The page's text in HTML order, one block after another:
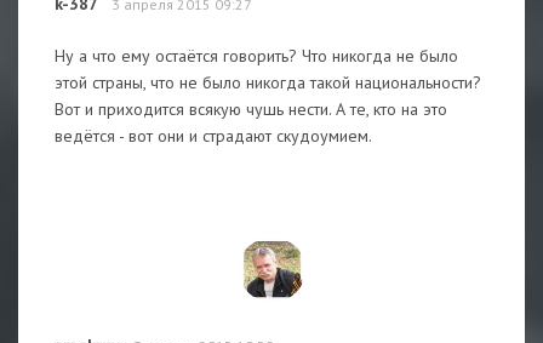
3 апреля 2015 09:27
Ну а что ему остаётся говорить? Что никогда не было
этой страны, что не было никогда такой национальности?
Вот и приходится всякую чушь нести. А те, кто на это
ведётся - вот они и страдают скудоумием.